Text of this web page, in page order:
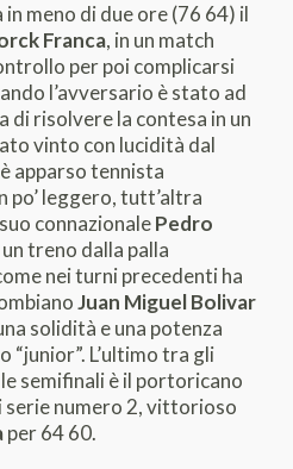
meno di due ore (76 64) il
Franca, in un match
per poi complicarsi
l’avversario è stato ad
di risolvere la contesa in un
vinto con lucidità dal
apparso tennista
po’ leggero, tutt’altra
connazionalePedro
un treno dalla palla
nei turni precedenti ha
Juan Miguel Bolivar
solidità e una potenza
L’ultimo tra gli
semifinali è il portoricano
serie numero 2, vittorioso
per 64 60.